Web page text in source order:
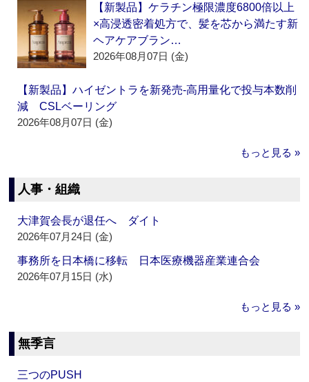
【新製品】ケラチン極限濃度6800倍以上
×高浸透密着処方で、髪を芯から満たす新
ヘアケアブラン…
2026年08月07日 (金)
【新製品】ハイゼントラを新発売‐高用量化で投与本数削
減 CSLベーリング
2026年08月07日 (金)
もっと見る »
人事・組織
大津賀会長が退任へ ダイト
2026年07月24日 (金)
事務所を日本橋に移転 日本医療機器産業連合会
2026年07月15日 (水)
もっと見る »
無季言
三つのPUSH